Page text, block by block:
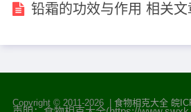
铅霜的功效与作用 相关文
Copyright © 2011-2026 | 食物相克大全 皖